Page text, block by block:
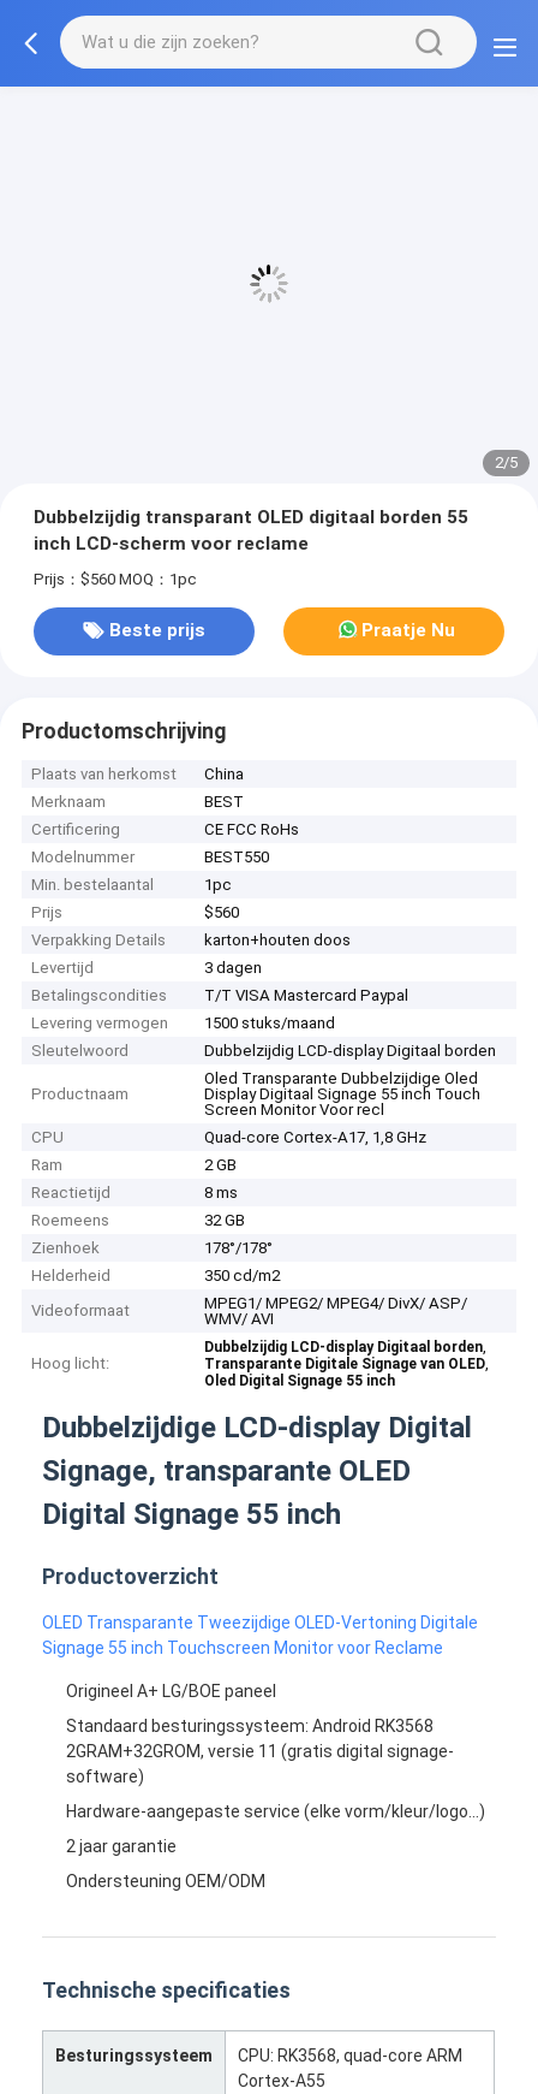
2/5
Dubbelzijdig transparant OLED digitaal borden 55
inch LCD-scherm voor reclame
Prijs：$560 MOQ：1pc
Beste prijs Praatje Nu
Productomschrijving
Plaats van herkomst
China
Merknaam
BEST
Certificering
CE FCC RoHs
Modelnummer
BEST550
Min. bestelaantal
1pc
Prijs
$560
Verpakking Details
karton+houten doos
Levertijd
3 dagen
Betalingscondities
T/T VISA Mastercard Paypal
Levering vermogen
1500 stuks/maand
Sleutelwoord
Dubbelzijdig LCD-display Digitaal borden
Productnaam
Oled Transparante Dubbelzijdige Oled
Display Digitaal Signage 55 inch Touch
Screen Monitor Voor recl
CPU
Quad-core Cortex-A17, 1,8 GHz
Ram
2 GB
Reactietijd
8 ms
Roemeens
32 GB
Zienhoek
178°/178°
Helderheid
350 cd/m2
Videoformaat
MPEG1/ MPEG2/ MPEG4/ DivX/ ASP/
WMV/ AVI
Hoog licht:
Dubbelzijdig LCD-display Digitaal borden,
Transparante Digitale Signage van OLED,
Oled Digital Signage 55 inch
Dubbelzijdige LCD-display Digital
Signage, transparante OLED
Digital Signage 55 inch
Productoverzicht
OLED Transparante Tweezijdige OLED-Vertoning Digitale
Signage 55 inch Touchscreen Monitor voor Reclame
Origineel A+ LG/BOE paneel
Standaard besturingssysteem: Android RK3568
2GRAM+32GROM, versie 11 (gratis digital signage-
software)
Hardware-aangepaste service (elke vorm/kleur/logo...)
2 jaar garantie
Ondersteuning OEM/ODM
Technische specificaties
Besturingssysteem
CPU: RK3568, quad-core ARM
Cortex-A55